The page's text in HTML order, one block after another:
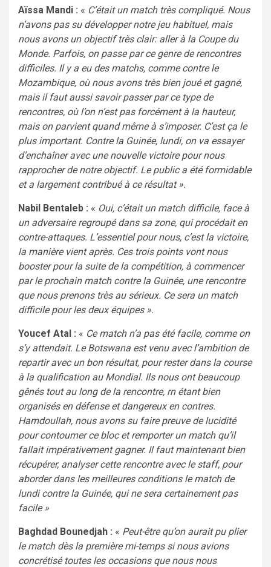
Aïssa Mandi : « C’était un match très compliqué. Nous
n’avons pas su développer notre jeu habituel, mais
nous avons un objectif très clair: aller à la Coupe du
Monde. Parfois, on passe par ce genre de rencontres
difficiles. Il y a eu des matchs, comme contre le
Mozambique, où nous avons très bien joué et gagné,
mais il faut aussi savoir passer par ce type de
rencontres, où l’on n’est pas forcément à la hauteur,
mais on parvient quand même à s’imposer. C’est ça le
plus important. Contre la Guinée, lundi, on va essayer
d’enchaîner avec une nouvelle victoire pour nous
rapprocher de notre objectif. Le public a été formidable
et a largement contribué à ce résultat ».
Nabil Bentaleb : « Oui, c’était un match difficile, face à
un adversaire regroupé dans sa zone, qui procédait en
contre-attaques. L’essentiel pour nous, c’est la victoire,
la manière vient après. Ces trois points vont nous
booster pour la suite de la compétition, à commencer
par le prochain match contre la Guinée, une rencontre
que nous prenons très au sérieux. Ce sera un match
difficile pour les deux équipes ».
Youcef Atal : « Ce match n’a pas été facile, comme on
s’y attendait. Le Botswana est venu avec l’ambition de
repartir avec un bon résultat, pour rester dans la course
à la qualification au Mondial. Ils nous ont beaucoup
gênés tout au long de la rencontre, rn étant bien
organisés en défense et dangereux en contres.
Hamdoullah, nous avons su faire preuve de lucidité
pour contourner ce bloc et remporter un match qu’il
fallait impérativement gagner. Il faut maintenant bien
récupérer, analyser cette rencontre avec le staff, pour
aborder dans les meilleures conditions le match de
lundi contre la Guinée, qui ne sera certainement pas
facile »
Baghdad Bounedjah : « Peut-être qu’on aurait pu plier
le match dès la première mi-temps si nous avions
concrétisé toutes les occasions que nous nous